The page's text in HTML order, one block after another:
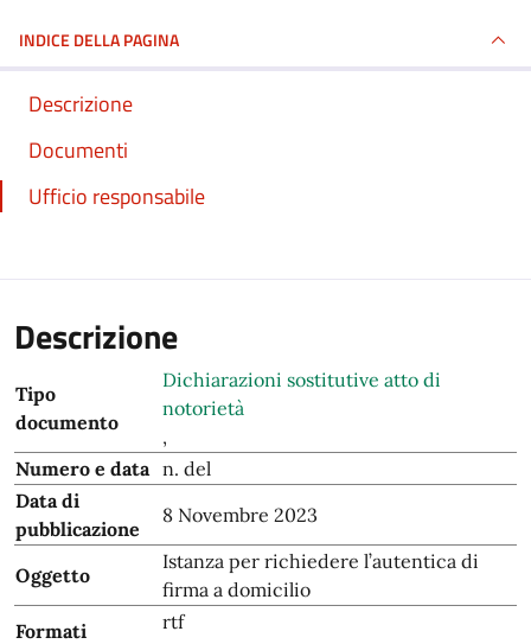
INDICE DELLA PAGINA
Descrizione
Documenti
Ufficio responsabile
Descrizione
Tipo
documento
Dichiarazioni sostitutive atto di
notorietà
,
Numero e data n. del
Data di
pubblicazione
8 Novembre 2023
Oggetto
Istanza per richiedere l’autentica di
firma a domicilio
Formati
rtf